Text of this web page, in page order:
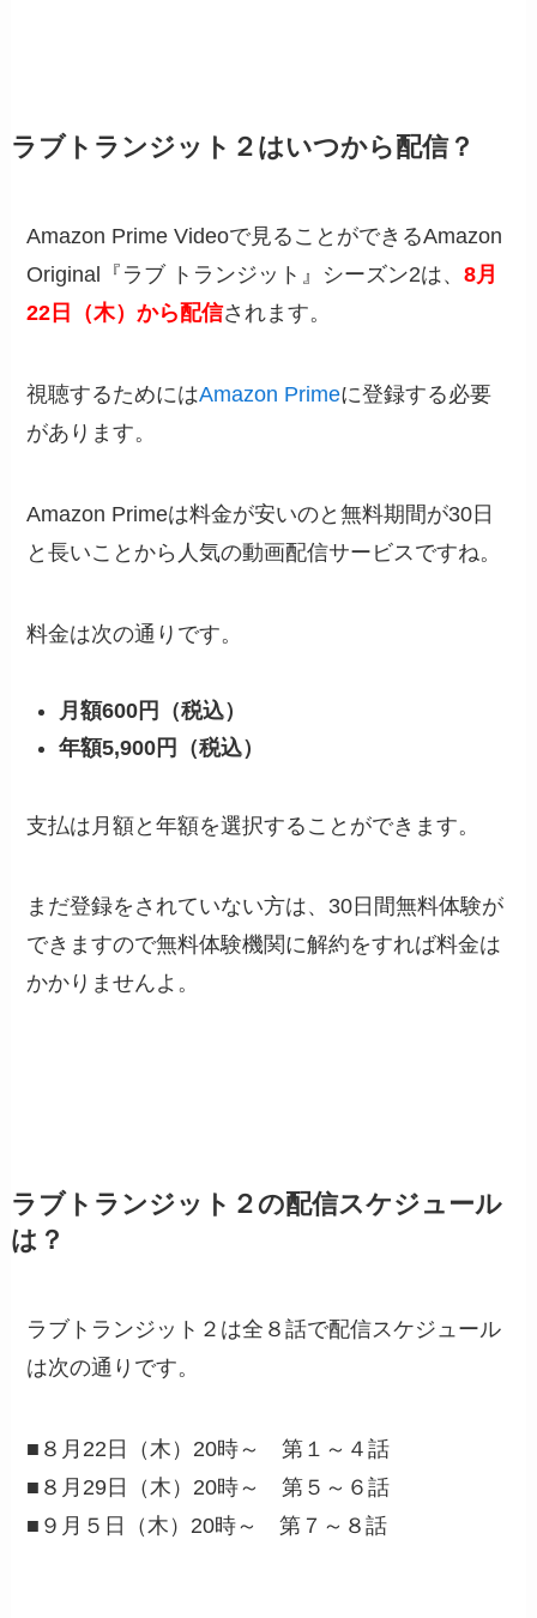
ラブトランジット２はいつから配信？
Amazon Prime Videoで見ることができるAmazon
Original『ラブ トランジット』シーズン2は、8月
22日（木）から配信されます。
視聴するためにはAmazon Primeに登録する必要
があります。
Amazon Primeは料金が安いのと無料期間が30日
と長いことから人気の動画配信サービスですね。
料金は次の通りです。
月額600円（税込）
年額5,900円（税込）
支払は月額と年額を選択することができます。
まだ登録をされていない方は、30日間無料体験が
できますので無料体験機関に解約をすれば料金は
かかりませんよ。
ラブトランジット２の配信スケジュール
は？
ラブトランジット２は全８話で配信スケジュール
は次の通りです。
■８月22日（木）20時～ 第１～４話
■８月29日（木）20時～ 第５～６話
■９月５日（木）20時～ 第７～８話